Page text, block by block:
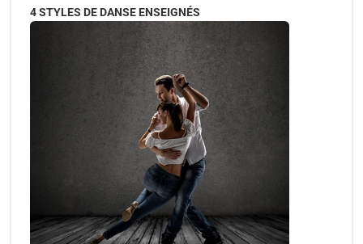
4 STYLES DE DANSE ENSEIGNÉS